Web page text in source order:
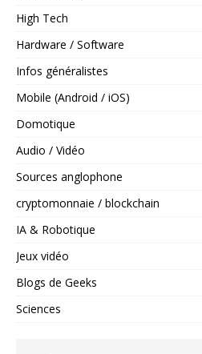
High Tech
Hardware / Software
Infos généralistes
Mobile (Android / iOS)
Domotique
Audio / Vidéo
Sources anglophone
cryptomonnaie / blockchain
IA & Robotique
Jeux vidéo
Blogs de Geeks
Sciences